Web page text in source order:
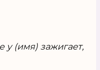
у (имя) зажигает,